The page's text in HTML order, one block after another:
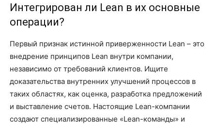
Интегрирован ли Lean в их основные
операции?
Первый признак истинной приверженности Lean – это
внедрение принципов Lean внутри компании,
независимо от требований клиентов. Ищите
доказательства внутренних улучшений процессов в
таких областях, как оценка, разработка предложений
и выставление счетов. Настоящие Lean-компании
создают специализированные «Lean-команды» и